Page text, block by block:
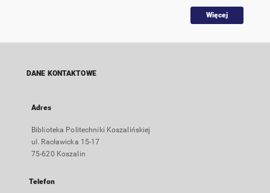
Więcej
DANE KONTAKTOWE
Adres
Biblioteka Politechniki Koszalińskiej
ul. Racławicka 15-17
75-620 Koszalin
Telefon